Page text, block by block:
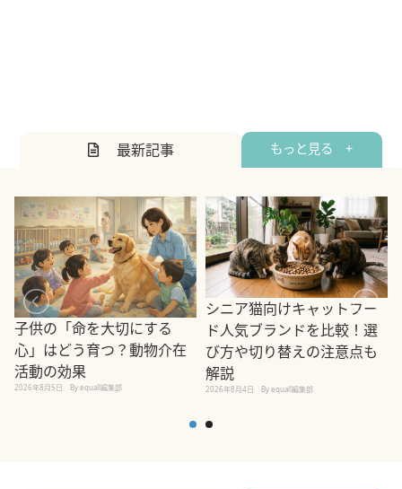
最新記事 もっと見る +
子供の「命を大切にする
心」はどう育つ？動物介在
活動の効果
2026年8月5日 By equall編集部
シニア猫向けキャットフー
ド人気ブランドを比較！選
び方や切り替えの注意点も
解説
2026年8月4日 By equall編集部